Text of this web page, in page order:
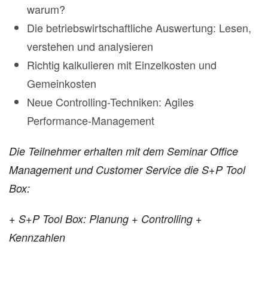
warum?
Die betriebswirtschaftliche Auswertung: Lesen,
verstehen und analysieren
Richtig kalkulieren mit Einzelkosten und
Gemeinkosten
Neue Controlling-Techniken: Agiles
Performance-Management
Die Teilnehmer erhalten mit dem Seminar Office
Management und Customer Service die S+P Tool
Box:
+ S+P Tool Box: Planung + Controlling +
Kennzahlen